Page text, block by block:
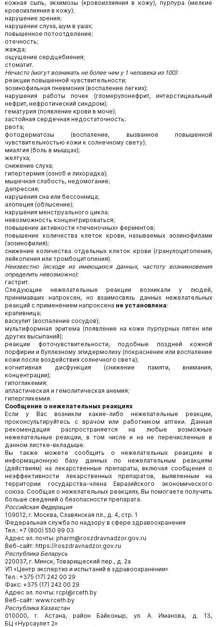
кожная сыпь, экхимозы (кровоизлияния в кожу), пурпура (мелкие
кровоизлияния в кожу);
нарушение зрения;
нарушение слуха, шум в ушах;
повышенное потоотделение;
отечность;
жажда;
ощущение сердцебиения;
стоматит.
Нечасто (могут возникать не более чем у 1 человека из 100):
реакции повышенной чувствительности;
эозинофильная пневмония (воспаление легких);
нарушения работы почек (гломерулонефрит, интерстициальный
нефрит, нефротический синдром);
гематурия (появление крови в моче);
застойная сердечная недостаточность;
рвота;
фотодерматозы (воспаление, вызванное повышенной
чувствительностью кожи к солнечному свету);
миалгия (боль в мышцах);
желтуха;
снижение слуха;
гипертермия (озноб и лихорадка);
мышечная слабость, недомогание;
депрессия;
нарушения сна или бессонница;
алопеция (облысение);
нарушения менструального цикла;
невозможность концентрироваться;
повышение активности «печеночных» ферментов;
повышение количества клеток крови, называемых эозинофилами
(эозинофилия);
снижение количества отдельных клеток крови (гранулоцитопения,
лейкопения или тромбоцитопения).
Неизвестно (исходя из имеющихся данных, частоту возникновения
определить невозможно):
гастрит.
Следующие нежелательные реакции возникали у людей,
принимавших напроксен, но взаимосвязь данных нежелательных
реакций с применением напроксена не установлена:
крапивница;
васкулит (воспаление сосудов);
мультиформная эритема (появление на коже пурпурных пятен или
других высыпаний);
реакции фоточувствительности, подобные поздней кожной
порфирии и буллезному эпидермолизу (покраснение или воспаление
кожи после воздействия солнечного света);
когнитивная дисфункция (снижение памяти, внимания,
концентрации);
гипогликемия;
апластическая и гемолитическая анемия;
гипергликемия.
Сообщение о нежелательных реакциях
Если у Вас возникли какие-либо нежелательные реакции,
проконсультируйтесь с врачом или работником аптеки. Данная
рекомендация распространяется на любые возможные
нежелательные реакции, в том числе и на не перечисленные в
данном листке-вкладыше.
Вы также можете сообщить о нежелательных реакциях в
информационную базу данных по нежелательным реакциям
(действиям) на лекарственные препараты, включая сообщения о
неэффективности лекарственных препаратов, выявленным на
территории государства-члена Евразийского экономического
союза. Сообщая о нежелательных реакциях, Вы помогаете получить
больше сведений о безопасности препарата.
Российская Федерация
109012, г. Москва, Славянская пл., д. 4, стр. 1
Федеральная служба по надзору в сфере здравоохранения
Тел.: +7 (800) 550 99 03
Адрес эл. почты: pharm@roszdravnadzor.gov.ru
Веб-сайт: https://roszdravnadzor.gov.ru
Республика Беларусь
220037, г. Минск, Товарищеский пер., д. 2а
УП «Центр экспертиз и испытаний в здравоохранении»
Тел.: +375 (17) 242 00 29
Факс: +375 (17) 242 00 29
Адрес эл. почты: rcpl@rceth.by
Веб-сайт: www.rceth.by
Республика Казахстан
010000, г. Астана, район Байконыр, ул. А. Иманова, д. 13,
БЦ «Нурсаулет 2»